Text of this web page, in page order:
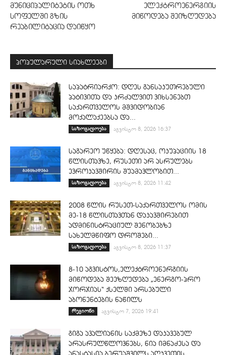
მუნიციპალიტეტის ოთხ
სოფელში გზის
რეაბილიტაცია დაიწყო
ელექტროენერგიის
მიწოდება შეიზღუდება
პოპულარული სიახლეები
საპატრიარქო: დღეს განსაკუთრებული
პატივითა და კრძალვით ვიხსენებთ
საქართველოს მშვიდობიან
მოქალაქეებსა და...
საზოგადოება აგვისტო 8, 2026 16:37
საგარეო უწყება: დღესაც, ოკუპაციის 18
წლისთავზე, რუსეთი არ ასრულებს
ევროკავშირის შუამავლობით...
საზოგადოება აგვისტო 8, 2026 11:42
2008 წლის რუსეთ-საქართველოს ომის
მე-18 წლისთავთან დაკავშირებით
ადმინისტრაციულ შენობებზე
სახელმწიფო დროშები...
საზოგადოება აგვისტო 8, 2026 11:37
8-10 აგვისტოს,ელექტროენერგიის
მიწოდება შეეზღუდება „ენერგო-პრო
ჯორჯიას“ ქსელში არსებული
აბონენტების ნაწილს
რეგიონი აგვისტო 7, 2026 19:41
გიგა ავალიანის საქმეზე დაკავებულ
არასრულწლოვნებს, ნია იმნაძესა და